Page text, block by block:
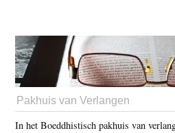
Pakhuis van Verlangen
In het Boeddhistisch pakhuis van